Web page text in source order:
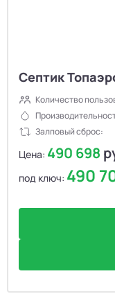
Септик
Количество
Залповый сброс:
Цена: 490 698
под ключ: 490